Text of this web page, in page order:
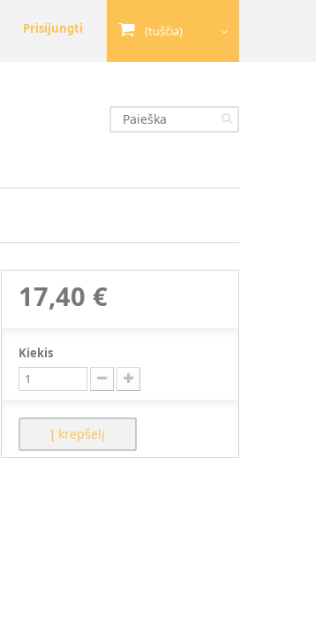
(tuščia)
Prisijungti
17,40 €
Kiekis
Į krepšelį